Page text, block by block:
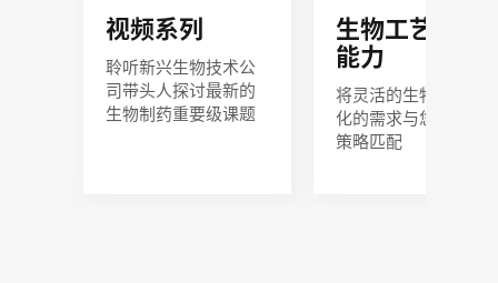
视频系列
聆听新兴生物技术公
司带头人探讨最新的
生物制药重要级课题
生物工艺生产
能力
将灵活的生物生产优
化的需求与您的商业
策略匹配